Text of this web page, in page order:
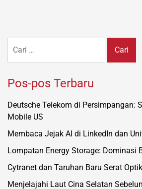
untuk:
Pos-pos Terbaru
Deutsche Telekom di Persimpangan:
Mobile US
Membaca Jejak AI di LinkedIn dan
Lompatan Energy Storage: Dominasi
Cytranet dan Taruhan Baru Serat
Menjelajahi Laut Cina Selatan